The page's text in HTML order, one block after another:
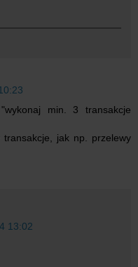
min. 3 transakcje
jak np. przelewy
13:02